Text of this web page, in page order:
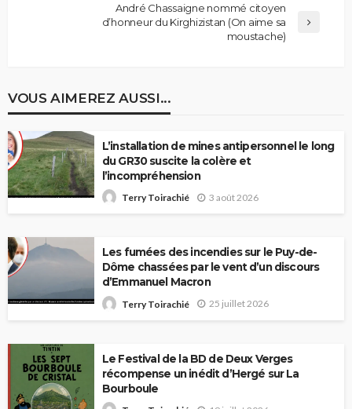
André Chassaigne nommé citoyen
d’honneur du Kirghizistan (On aime sa
moustache)
VOUS AIMEREZ AUSSI...
L’installation de mines antipersonnel le long
du GR30 suscite la colère et
l’incompréhension
Terry Toirachié 3 août 2026
Les fumées des incendies sur le Puy-de-
Dôme chassées par le vent d’un discours
d’Emmanuel Macron
Terry Toirachié 25 juillet 2026
Le Festival de la BD de Deux Verges
récompense un inédit d’Hergé sur La
Bourboule